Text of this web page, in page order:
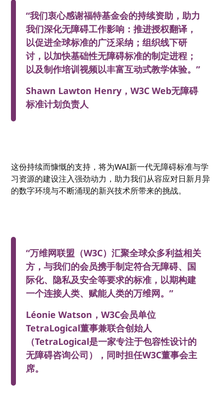
“我们衷心感谢福特基金会的持续资助，助力
我们深化无障碍工作影响：推进授权翻译，
以促进全球标准的广泛采纳；组织线下研
讨，以加快基础性无障碍标准的制定进程；
以及制作培训视频以丰富互动式教学体验。”
Shawn Lawton Henry，W3C Web无障碍
标准计划负责人
这份持续而慷慨的支持，将为WAI新一代无障碍标准与学
习资源的建设注入强劲动力，助力我们从容应对日新月异
的数字环境与不断涌现的新兴技术所带来的挑战。
“万维网联盟（W3C）汇聚全球众多利益相关
方，与我们的会员携手制定符合无障碍、国
际化、隐私及安全等要求的标准，以期构建
一个连接人类、赋能人类的万维网。”
Léonie Watson，W3C会员单位
TetraLogical董事兼联合创始人
（TetraLogical是一家专注于包容性设计的
无障碍咨询公司），同时担任W3C董事会主
席。